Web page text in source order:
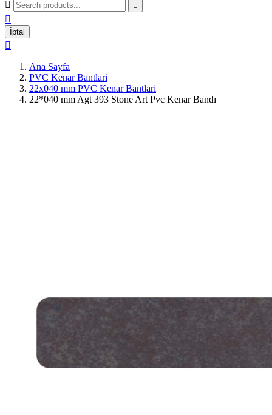
 

İptal

Ana Sayfa
PVC Kenar Bantlari
22x040 mm PVC Kenar Bantlari
22*040 mm Agt 393 Stone Art Pvc Kenar Bandı